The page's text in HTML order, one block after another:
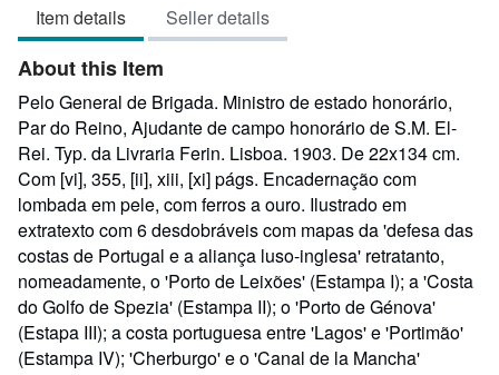
of
5
stars
Item details Seller details
About this Item
Pelo General de Brigada. Ministro de estado honorário,
Par do Reino, Ajudante de campo honorário de S.M. El-
Rei. Typ. da Livraria Ferin. Lisboa. 1903. De 22x134 cm.
Com [vi], 355, [ii], xiii, [xi] págs. Encadernação com
lombada em pele, com ferros a ouro. Ilustrado em
extratexto com 6 desdobráveis com mapas da 'defesa das
costas de Portugal e a aliança luso-inglesa' retratanto,
nomeadamente, o 'Porto de Leixões' (Estampa I); a 'Costa
do Golfo de Spezia' (Estampa II); o 'Porto de Génova'
(Estapa III); a costa portuguesa entre 'Lagos' e 'Portimão'
(Estampa IV); 'Cherburgo' e o 'Canal de la Mancha'